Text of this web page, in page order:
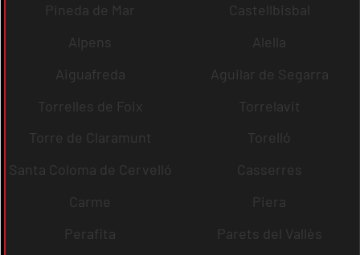
Pineda de Mar
Castellbisbal
Alpens
Alella
Aiguafreda
Aguilar de Segarra
Torrelles de Foix
Torrelavit
Torre de Claramunt
Torelló
Santa Coloma de Cervelló
Casserres
Carme
Piera
Perafita
Parets del Vallès